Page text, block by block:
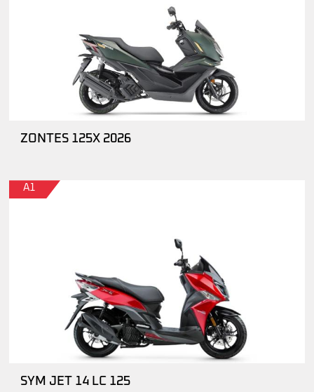
ZONTES 125X 2026
A1
SYM JET 14 LC 125